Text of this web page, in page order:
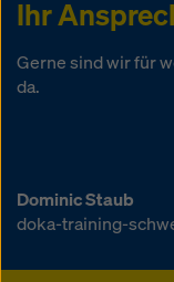
Ihr
Gerne sind wir für
da.
Dominic Staub
doka-training-